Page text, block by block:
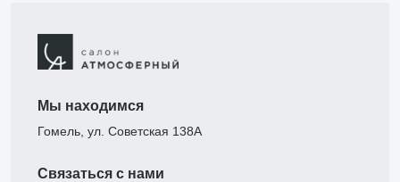
Мы находимся
Гомель, ул. Советская 138А
Связаться с нами